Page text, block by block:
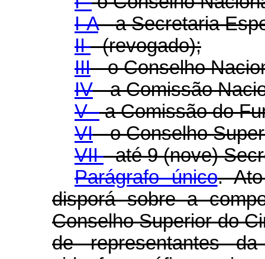
I-A- a Secretaria
II- (revogado);
III- o Conselho
IV- a Comissão
V -a Comissão do
VI- o Conselho
VII- até 9 (nove)
Parágrafo único.
disporá sobre a
Conselho Superior do
de representantes